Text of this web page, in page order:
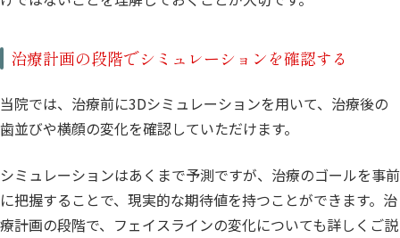
治療計画の段階でシミュレーションを確認する
当院では、治療前に3Dシミュレーションを用いて、治療後の
歯並びや横顔の変化を確認していただけます。
シミュレーションはあくまで予測ですが、治療のゴールを事前
に把握することで、現実的な期待値を持つことができます。治
療計画の段階で、フェイスラインの変化についても詳しくご説